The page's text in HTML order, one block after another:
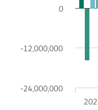
-24,000,000
-12,000,000
0